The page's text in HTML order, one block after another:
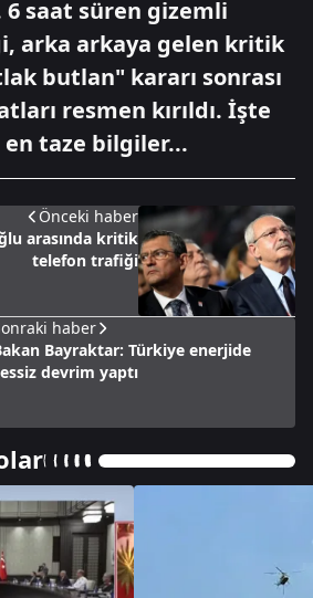
saat süren gizemli
arka arkaya gelen kritik
butlan" kararı sonrası
resmen kırıldı. İşte
en taze bilgiler...
Önceki haber
arasında kritik
telefon trafiği
haber
Bayraktar: Türkiye enerjide
devrim yaptı